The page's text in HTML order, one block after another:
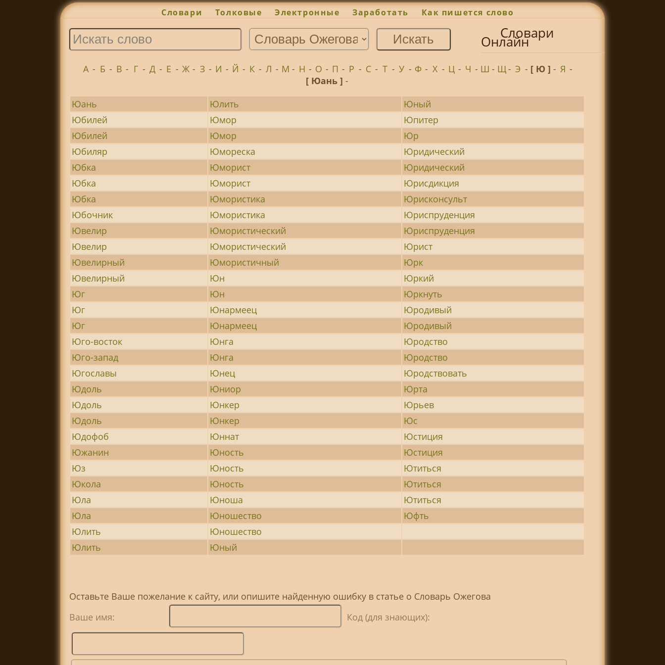
Словари Толковые Электронные Заработать Как пишется слово
Словари
Онлайн
А - Б - В - Г - Д - Е - Ж - З - И - Й - К - Л - М - Н - О - П - Р - С - Т - У - Ф - Х - Ц - Ч - Ш - Щ- Э - [ Ю ] - Я -
[ Юань ] -
Юань
Юлить
Юный
Юбилей
Юмор
Юпитер
Юбилей
Юмор
Юр
Юбиляр
Юмореска
Юридический
Юбка
Юморист
Юридический
Юбка
Юморист
Юрисдикция
Юбка
Юмористика
Юрисконсульт
Юбочник
Юмористика
Юриспруденция
Ювелир
Юмористический
Юриспруденция
Ювелир
Юмористический
Юрист
Ювелирный
Юмористичный
Юрк
Ювелирный
Юн
Юркий
Юг
Юн
Юркнуть
Юг
Юнармеец
Юродивый
Юг
Юнармеец
Юродивый
Юго-восток
Юнга
Юродство
Юго-запад
Юнга
Юродство
Югославы
Юнец
Юродствовать
Юдоль
Юниор
Юрта
Юдоль
Юнкер
Юрьев
Юдоль
Юнкер
Юс
Юдофоб
Юннат
Юстиция
Южанин
Юность
Юстиция
Юз
Юность
Ютиться
Юкола
Юность
Ютиться
Юла
Юноша
Ютиться
Юла
Юношество
Юфть
Юлить
Юношество
Юлить
Юный
Оставьте Ваше пожелание к сайту, или опишите найденную ошибку в статье о Словарь Ожегова
Ваше имя:
Код (для знающих):